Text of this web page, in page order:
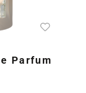
Parfum